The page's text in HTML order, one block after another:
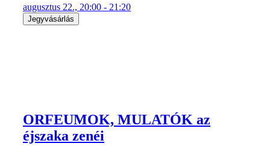
augusztus 22., 20:00 - 21:20
Jegyvásárlás
ORFEUMOK, MULATÓK az
éjszaka zenéi